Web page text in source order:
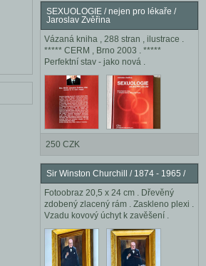
SEXUOLOGIE / nejen pro lékaře /
Jaroslav Zvěřina
Vázaná kniha , 288 stran , ilustrace .
***** CERM , Brno 2003 . *****
Perfektní stav - jako nová .
250 CZK
Sir Winston Churchill / 1874 - 1965 /
Fotoobraz 20,5 x 24 cm . Dřevěný
zdobený zlacený rám . Zaskleno plexi .
Vzadu kovový úchyt k zavěšení .